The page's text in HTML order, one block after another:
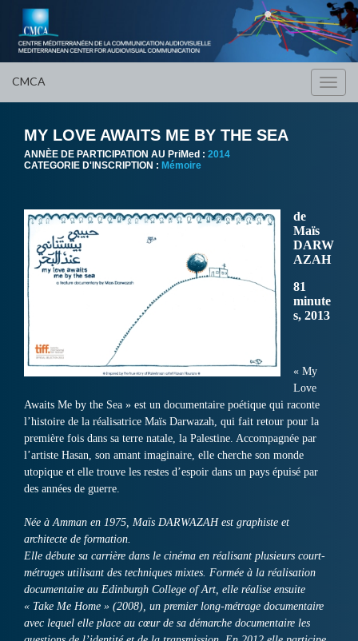
CMCA
MY LOVE AWAITS ME BY THE SEA
ANNÈE DE PARTICIPATION AU PriMed : 2014
CATEGORIE D'INSCRIPTION : Mémoire
de
Maïs
DARW
AZAH
81
minute
s, 2013
« My
Love
Awaits Me by the Sea » est un documentaire poétique qui raconte
l’histoire de la réalisatrice Maïs Darwazah, qui fait retour pour la
première fois dans sa terre natale, la Palestine. Accompagnée par
l’artiste Hasan, son amant imaginaire, elle cherche son monde
utopique et elle trouve les restes d’espoir dans un pays épuisé par
des années de guerre.
Née à Amman en 1975, Maïs DARWAZAH est graphiste et
architecte de formation.
Elle débute sa carrière dans le cinéma en réalisant plusieurs court-
métrages utilisant des techniques mixtes. Formée à la réalisation
documentaire au Edinburgh College of Art, elle réalise ensuite
« Take Me Home » (2008), un premier long-métrage documentaire
avec lequel elle place au cœur de sa démarche documentaire les